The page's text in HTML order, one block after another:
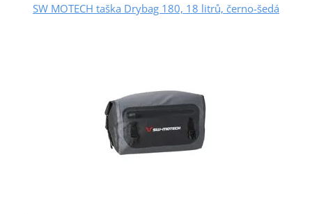
SW MOTECH taška Drybag 180, 18 litrů, černo-šedá